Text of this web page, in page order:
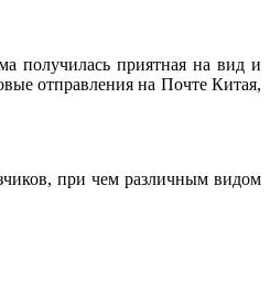
получилась приятная на вид и
отправления на Почте Китая,
при чем различным видом